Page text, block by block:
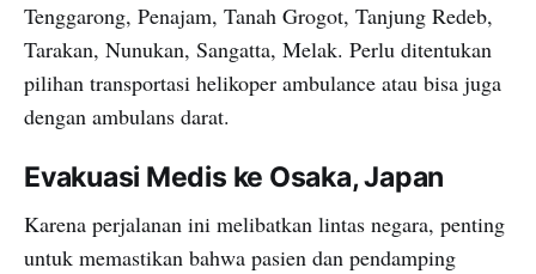
Tenggarong, Penajam, Tanah Grogot, Tanjung Redeb,
Tarakan, Nunukan, Sangatta, Melak. Perlu ditentukan
pilihan transportasi helikoper ambulance atau bisa juga
dengan ambulans darat.
Evakuasi Medis ke Osaka, Japan
Karena perjalanan ini melibatkan lintas negara, penting
untuk memastikan bahwa pasien dan pendamping